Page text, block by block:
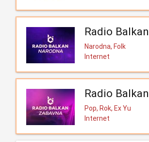
Radio
Narodna, Folk
Internet
Radio
Pop, Rok, Ex Yu
Internet